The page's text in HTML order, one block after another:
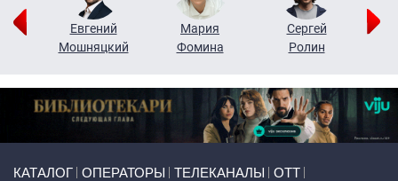
Евгений
Мошняцкий
Мария
Фомина
Сергей
Ролин
КАТАЛОГ ОПЕРАТОРЫ ТЕЛЕКАНАЛЫ ОТТ